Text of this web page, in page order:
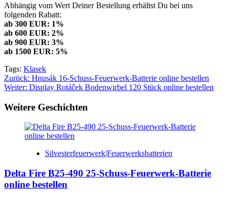
Abhängig vom Wert Deiner Bestellung erhältst Du bei uns
folgenden Rabatt:
ab 300 EUR: 1%
ab 600 EUR: 2%
ab 900 EUR: 3%
ab 1500 EUR: 5%
Tags: Klasek
Beitragsnavigation
Zurück: Hnusák 16-Schuss-Feuerwerk-Batterie online bestellen
Weiter: Display Rotáček Bodenwirbel 120 Stück online bestellen
Weitere Geschichten
Silvesterfeuerwerk|Feuerwerksbatterien
Delta Fire B25-490 25-Schuss-Feuerwerk-Batterie
online bestellen